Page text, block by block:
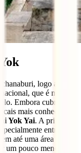
logo após a
que é menos
Embora cubra uma
mais conhecidos
Yok Yai. A primeira
entre as
até uma área para
um pouco menos